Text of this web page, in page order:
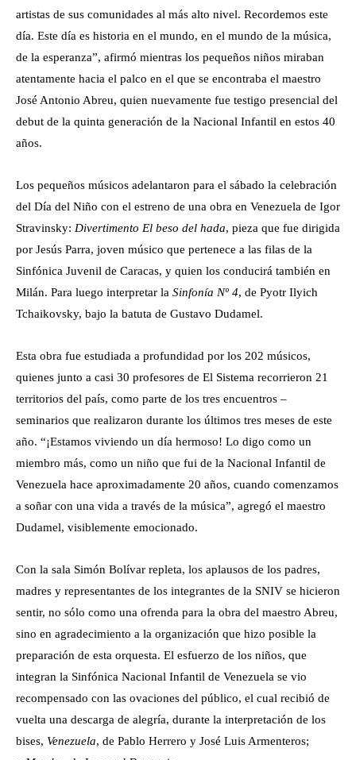
artistas de sus comunidades al más alto nivel. Recordemos este
día. Este día es historia en el mundo, en el mundo de la música,
de la esperanza”, afirmó mientras los pequeños niños miraban
atentamente hacia el palco en el que se encontraba el maestro
José Antonio Abreu, quien nuevamente fue testigo presencial del
debut de la quinta generación de la Nacional Infantil en estos 40
años.
Los pequeños músicos adelantaron para el sábado la celebración
del Día del Niño con el estreno de una obra en Venezuela de Igor
Stravinsky: Divertimento El beso del hada, pieza que fue dirigida
por Jesús Parra, joven músico que pertenece a las filas de la
Sinfónica Juvenil de Caracas, y quien los conducirá también en
Milán. Para luego interpretar la Sinfonía Nº 4, de Pyotr Ilyich
Tchaikovsky, bajo la batuta de Gustavo Dudamel.
Esta obra fue estudiada a profundidad por los 202 músicos,
quienes junto a casi 30 profesores de El Sistema recorrieron 21
territorios del país, como parte de los tres encuentros –
seminarios que realizaron durante los últimos tres meses de este
año. “¡Estamos viviendo un día hermoso! Lo digo como un
miembro más, como un niño que fui de la Nacional Infantil de
Venezuela hace aproximadamente 20 años, cuando comenzamos
a soñar con una vida a través de la música”, agregó el maestro
Dudamel, visiblemente emocionado.
Con la sala Simón Bolívar repleta, los aplausos de los padres,
madres y representantes de los integrantes de la SNIV se hicieron
sentir, no sólo como una ofrenda para la obra del maestro Abreu,
sino en agradecimiento a la organización que hizo posible la
preparación de esta orquesta. El esfuerzo de los niños, que
integran la Sinfónica Nacional Infantil de Venezuela se vio
recompensado con las ovaciones del público, el cual recibió de
vuelta una descarga de alegría, durante la interpretación de los
bises, Venezuela, de Pablo Herrero y José Luis Armenteros;